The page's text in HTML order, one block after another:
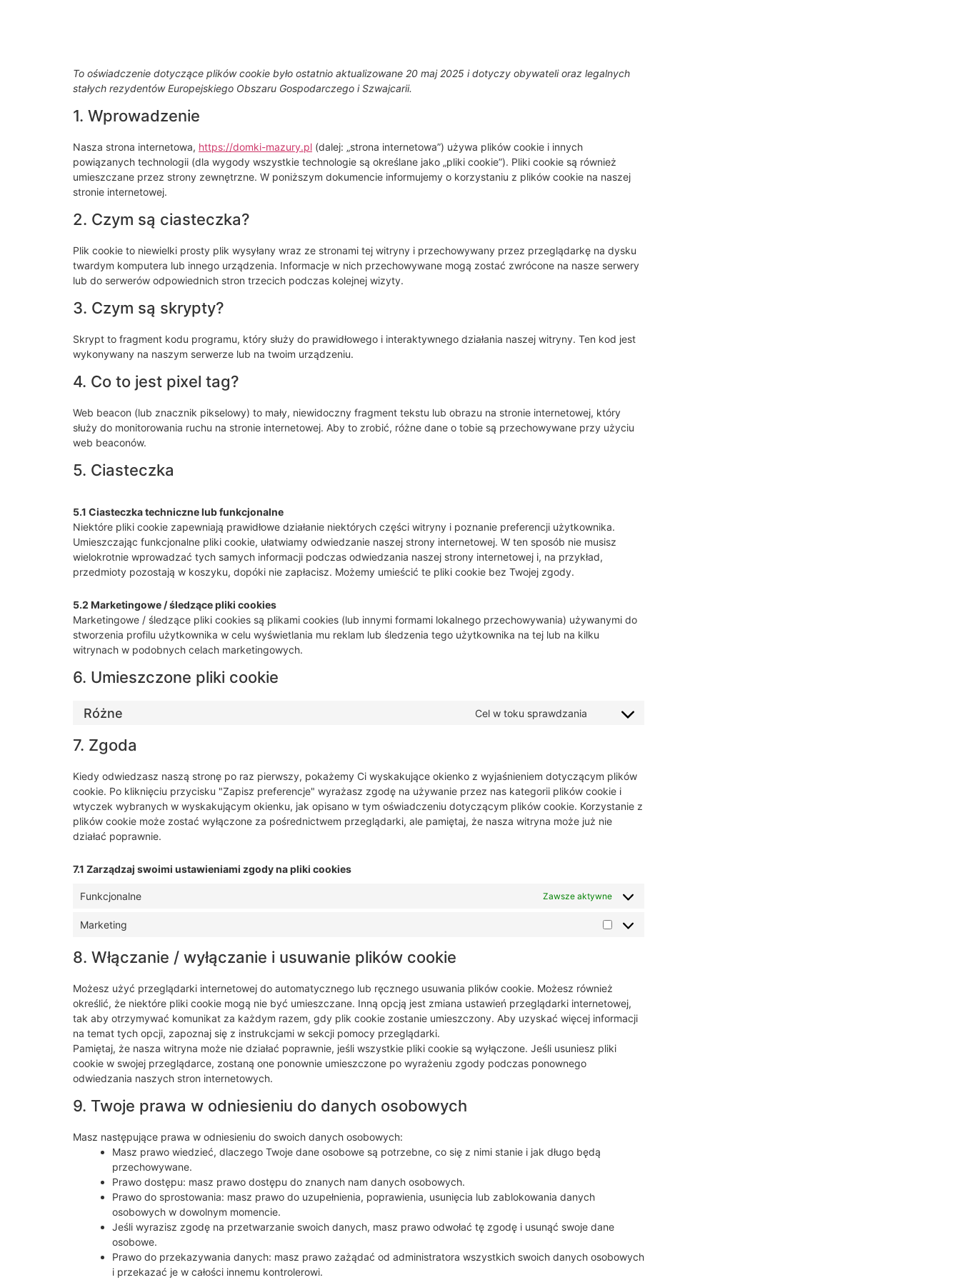
To oświadczenie dotyczące plików cookie było ostatnio aktualizowane 20 maj 2025 i dotyczy obywateli oraz legalnych
stałych rezydentów Europejskiego Obszaru Gospodarczego i Szwajcarii.
1. Wprowadzenie
Nasza strona internetowa, https://domki-mazury.pl (dalej: „strona internetowa”) używa plików cookie i innych
powiązanych technologii (dla wygody wszystkie technologie są określane jako „pliki cookie”). Pliki cookie są również
umieszczane przez strony zewnętrzne. W poniższym dokumencie informujemy o korzystaniu z plików cookie na naszej
stronie internetowej.
2. Czym są ciasteczka?
Plik cookie to niewielki prosty plik wysyłany wraz ze stronami tej witryny i przechowywany przez przeglądarkę na dysku
twardym komputera lub innego urządzenia. Informacje w nich przechowywane mogą zostać zwrócone na nasze serwery
lub do serwerów odpowiednich stron trzecich podczas kolejnej wizyty.
3. Czym są skrypty?
Skrypt to fragment kodu programu, który służy do prawidłowego i interaktywnego działania naszej witryny. Ten kod jest
wykonywany na naszym serwerze lub na twoim urządzeniu.
4. Co to jest pixel tag?
Web beacon (lub znacznik pikselowy) to mały, niewidoczny fragment tekstu lub obrazu na stronie internetowej, który
służy do monitorowania ruchu na stronie internetowej. Aby to zrobić, różne dane o tobie są przechowywane przy użyciu
web beaconów.
5. Ciasteczka
5.1 Ciasteczka techniczne lub funkcjonalne
Niektóre pliki cookie zapewniają prawidłowe działanie niektórych części witryny i poznanie preferencji użytkownika.
Umieszczając funkcjonalne pliki cookie, ułatwiamy odwiedzanie naszej strony internetowej. W ten sposób nie musisz
wielokrotnie wprowadzać tych samych informacji podczas odwiedzania naszej strony internetowej i, na przykład,
przedmioty pozostają w koszyku, dopóki nie zapłacisz. Możemy umieścić te pliki cookie bez Twojej zgody.
5.2 Marketingowe / śledzące pliki cookies
Marketingowe / śledzące pliki cookies są plikami cookies (lub innymi formami lokalnego przechowywania) używanymi do
stworzenia profilu użytkownika w celu wyświetlania mu reklam lub śledzenia tego użytkownika na tej lub na kilku
witrynach w podobnych celach marketingowych.
6. Umieszczone pliki cookie
Różne Cel w toku sprawdzania
7. Zgoda
Kiedy odwiedzasz naszą stronę po raz pierwszy, pokażemy Ci wyskakujące okienko z wyjaśnieniem dotyczącym plików
cookie. Po kliknięciu przycisku "Zapisz preferencje" wyrażasz zgodę na używanie przez nas kategorii plików cookie i
wtyczek wybranych w wyskakującym okienku, jak opisano w tym oświadczeniu dotyczącym plików cookie. Korzystanie z
plików cookie może zostać wyłączone za pośrednictwem przeglądarki, ale pamiętaj, że nasza witryna może już nie
działać poprawnie.
7.1 Zarządzaj swoimi ustawieniami zgody na pliki cookies
Funkcjonalne Zawsze aktywne
Marketing
8. Włączanie / wyłączanie i usuwanie plików cookie
Możesz użyć przeglądarki internetowej do automatycznego lub ręcznego usuwania plików cookie. Możesz również
określić, że niektóre pliki cookie mogą nie być umieszczane. Inną opcją jest zmiana ustawień przeglądarki internetowej,
tak aby otrzymywać komunikat za każdym razem, gdy plik cookie zostanie umieszczony. Aby uzyskać więcej informacji
na temat tych opcji, zapoznaj się z instrukcjami w sekcji pomocy przeglądarki.
Pamiętaj, że nasza witryna może nie działać poprawnie, jeśli wszystkie pliki cookie są wyłączone. Jeśli usuniesz pliki
cookie w swojej przeglądarce, zostaną one ponownie umieszczone po wyrażeniu zgody podczas ponownego
odwiedzania naszych stron internetowych.
9. Twoje prawa w odniesieniu do danych osobowych
Masz następujące prawa w odniesieniu do swoich danych osobowych:
Masz prawo wiedzieć, dlaczego Twoje dane osobowe są potrzebne, co się z nimi stanie i jak długo będą
przechowywane.
Prawo dostępu: masz prawo dostępu do znanych nam danych osobowych.
Prawo do sprostowania: masz prawo do uzupełnienia, poprawienia, usunięcia lub zablokowania danych
osobowych w dowolnym momencie.
Jeśli wyrazisz zgodę na przetwarzanie swoich danych, masz prawo odwołać tę zgodę i usunąć swoje dane
osobowe.
Prawo do przekazywania danych: masz prawo zażądać od administratora wszystkich swoich danych osobowych
i przekazać je w całości innemu kontrolerowi.